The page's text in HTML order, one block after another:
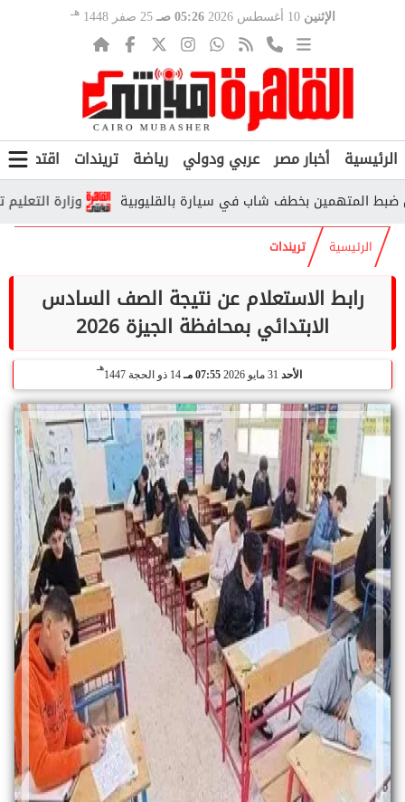
الإثنين 10 أغسطس 2026 05:26 صـ 25 صفر 1448 هـ
الرئيسية أخبار مصر عربي ودولي رياضة تريندات اقتصاد
وزارة التعليم بخطف شاب في سيارة بالقليوبية
الرئيسية تريندات
رابط الاستعلام عن نتيجة الصف السادس
الابتدائي بمحافظة الجيزة 2026
الأحد 07:55 مـ 14 ذو الحجة 1447
هـ